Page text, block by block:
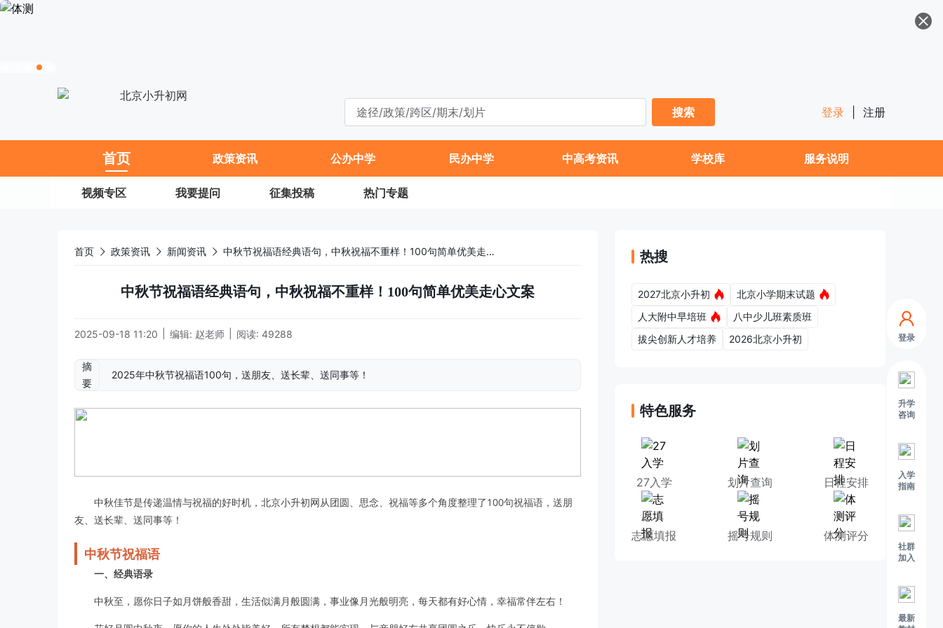
登录
升学
咨询
入学
指南
社群
加入
最新
搜索
登录 注册
首页 政策资讯 公办中学 民办中学 中高考资讯 学校库 服务说明
视频专区 我要提问 征集投稿 热门专题
首页 政策资讯 新闻资讯 中秋节祝福语经典语句，中秋祝福不重样！100句简单优美走心文案
中秋节祝福语经典语句，中秋祝福不重样！100句简单优美走心文案
2025-09-18 11:20 编辑: 赵老师 阅读: 49288
摘
要
2025年中秋节祝福语100句，送朋友、送长辈、送同事等！
中秋佳节是传递温情与祝福的好时机，北京小升初网从团圆、思念、祝福等多个角度整理了100句祝福语，送朋
友、送长辈、送同事等！
中秋节祝福语
一、经典语录
中秋至，愿你日子如月饼般香甜，生活似满月般圆满，事业像月光般明亮，每天都有好心情，幸福常伴左右！
热搜
2027北京小升初
北京小学期末试题
人大附中早培班
八中少儿班素质班
拔尖创新人才培养
2026北京小升初
特色服务
27入学 划片查询 日程安排
志愿填报 摇号规则 体测评分